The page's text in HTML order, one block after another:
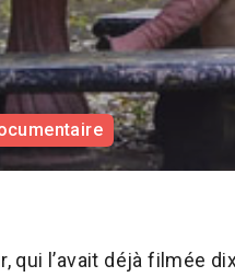
l’avait déjà filmée